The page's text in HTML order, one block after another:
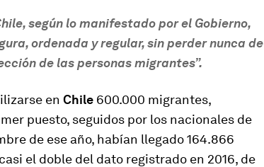
según lo manifestado por el Gobierno,
ordenada y regular, sin perder nunca de
de las personas migrantes”.
en Chile 600.000 migrantes,
puesto, seguidos por los nacionales de
de ese año, habían llegado 164.866
el doble del dato registrado en 2016, de